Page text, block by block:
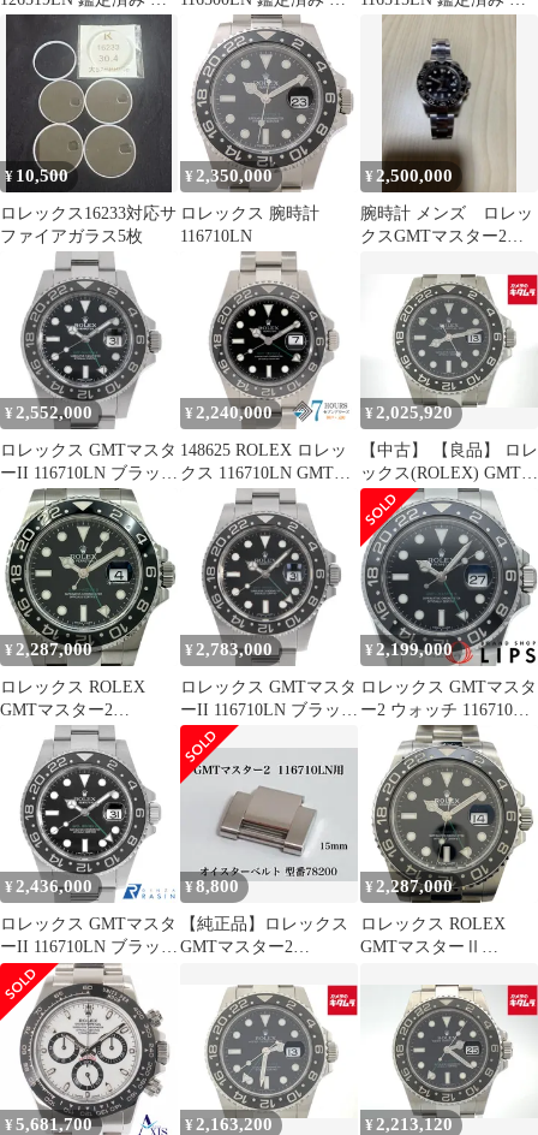
ランド
¥ 10,500
ロレックス16233対応サ
ファイアガラス5枚
¥ 2,350,000
ロレックス 腕時計
116710LN
¥ 2,500,000
腕時計 メンズ ロレッ
クスGMTマスター2
¥ 2,552,000
ロレックス GMTマスタ
ーII 116710LN ブラック
ランダム番 中古 メンズ
¥ 2,240,000
148625 ROLEX ロレッ
クス 116710LN GMTマ
スター2 ブラック ステ
ンレス M番 自動巻き
当店オリジナルボック
¥2,025,920
【中古】 【良品】 ロレ
ックス(ROLEX) GMTマ
スターII ブラック
116710LN ステンレス
¥ 2,287,000
ロレックス ROLEX
GMTマスター2
116710LN ブラック ス
テンレススチール 自動
巻き メンズ 腕時計
¥ 2,783,000
ロレックス GMTマスタ
ーII 116710LN ブラック
スティックダイアル V
番 中古 メンズ
¥ 2,199,000
ロレックス GMTマスタ
ー2 ウォッチ 116710LN
箱 保証書 SS メンズ時
計 ブラック 仕上げ済
美品 【中古】
¥ 2,436,000
ロレックス GMTマスタ
ーII 116710LN ブラック
Z番 中古 メンズ
¥8,800
【純正品】ロレックス
GMTマスター2
ルトコマ
¥ 2,287,000
ロレックス ROLEX
GMTマスターⅡ
テンレススチール メン
ズ 腕時計
¥ 5,681,700 ¥ 2,163,200 ¥ 2,213,120